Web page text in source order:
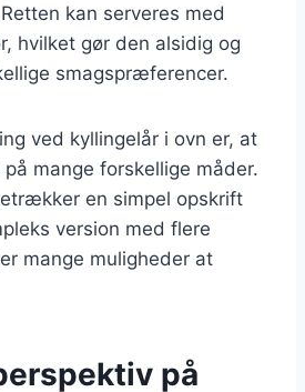
kan serveres med
hvilket gør den alsidig og
smagspræferencer.
ved kyllingelår i ovn er, at
mange forskellige måder.
en simpel opskrift
version med flere
mange muligheder at
på